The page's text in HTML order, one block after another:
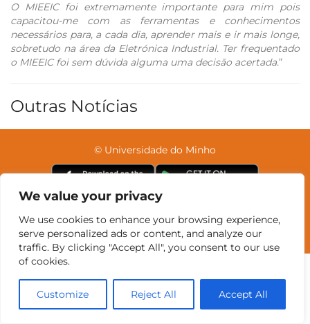
We value your privacy
We use cookies to enhance your browsing experience,
serve personalized ads or content, and analyze our
traffic. By clicking "Accept All", you consent to our use
of cookies.
Customize Reject All Accept All
O MIEEIC foi extremamente importante para mim pois
capacitou-me com as ferramentas e conhecimentos
necessários para, a cada dia, aprender mais e ir mais longe,
sobretudo na área da Eletrónica Industrial. Ter frequentado
o MIEEIC foi sem dúvida alguma uma decisão acertada.”
Outras Notícias
© Universidade do Minho
Reservas no Labotório
English